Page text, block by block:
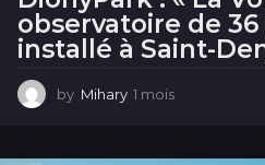
observatoire de
installé à Saint-
by Mihary 1 mois
i